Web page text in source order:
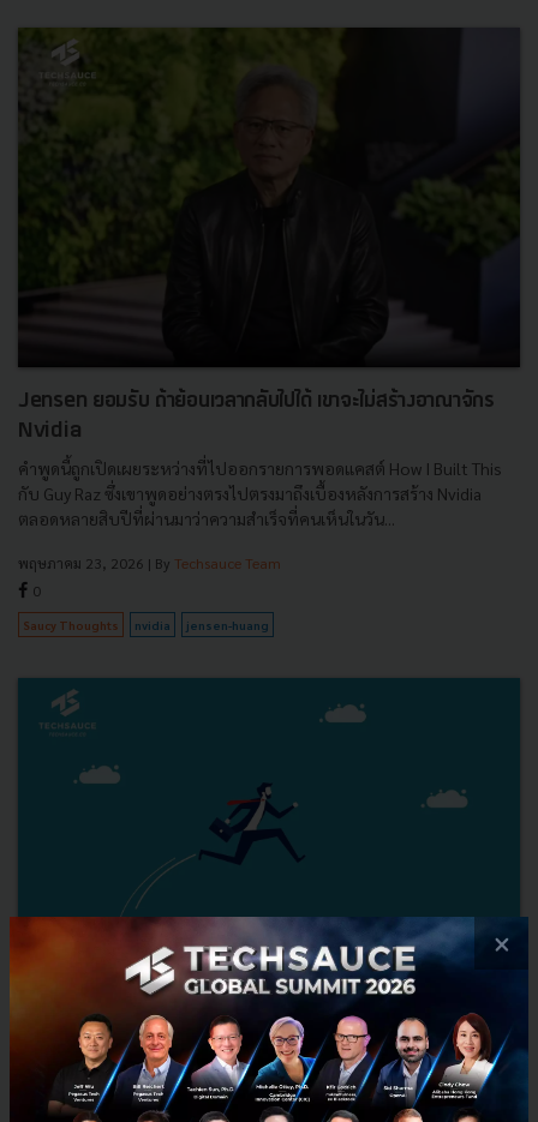
Jensen ยอมรับ ถ้าย้อนเวลากลับไปได้ เขาจะไม่สร้างอาณาจักร
Nvidia
คำพูดนี้ถูกเปิดเผยระหว่างที่ไปออกรายการพอดแคสต์ How I Built This
กับ Guy Raz ซึ่งเขาพูดอย่างตรงไปตรงมาถึงเบื้องหลังการสร้าง Nvidia
ตลอดหลายสิบปีที่ผ่านมาว่าความสำเร็จที่คนเห็นในวัน...
พฤษภาคม 23, 2026 | By Techsauce Team
0
Saucy Thoughts nvidia jensen-huang
การเปลี่ยนสาย คือ ‘เริ่มใหม่’ จริงไหม? บทเรียนจากอดีต สส. ที่
กลายเป็นผู้บริหาร Hollywood
×